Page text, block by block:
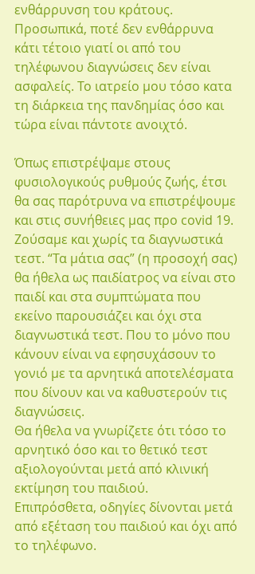
ενθάρρυνση του κράτους.
Προσωπικά, ποτέ δεν ενθάρρυνα
κάτι τέτοιο γιατί οι από του
τηλέφωνου διαγνώσεις δεν είναι
ασφαλείς. Το ιατρείο μου τόσο κατα
τη διάρκεια της πανδημίας όσο και
τώρα είναι πάντοτε ανοιχτό.
Όπως επιστρέψαμε στους
φυσιολογικούς ρυθμούς ζωής, έτσι
θα σας παρότρυνα να επιστρέψουμε
και στις συνήθειες μας προ covid 19.
Ζούσαμε και χωρίς τα διαγνωστικά
τεστ. “Τα μάτια σας” (η προσοχή σας)
θα ήθελα ως παιδίατρος να είναι στο
παιδί και στα συμπτώματα που
εκείνο παρουσιάζει και όχι στα
διαγνωστικά τεστ. Που το μόνο που
κάνουν είναι να εφησυχάσουν το
γονιό με τα αρνητικά αποτελέσματα
που δίνουν και να καθυστερούν τις
διαγνώσεις.
Θα ήθελα να γνωρίζετε ότι τόσο το
αρνητικό όσο και το θετικό τεστ
αξιολογούνται μετά από κλινική
εκτίμηση του παιδιού.
Επιπρόσθετα, οδηγίες δίνονται μετά
από εξέταση του παιδιού και όχι από
το τηλέφωνο.